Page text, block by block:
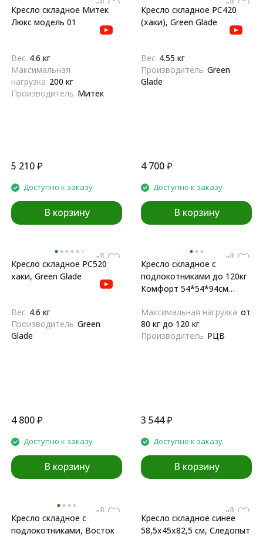
Кресло складное Митек
Люкс модель 01
Вес 4.6 кг
Максимальная
нагрузка 200 кг
Производитель Митек
5 210₽
Доступно к заказу
В корзину
Кресло складное РС420
(хаки), Green Glade
Вес 4.55 кг
Производитель Green
Glade
4 700₽
Доступно к заказу
В корзину
Кресло складное РС520
хаки, Green Glade
Вес 4.6 кг
Производитель Green
Glade
4 800₽
Доступно к заказу
В корзину
Кресло складное с
подлокотниками до 120кг
Комфорт 54*54*94см
Максимальная нагрузка от
80 кг до 120 кг
Производитель РЦВ
3 544₽
Доступно к заказу
В корзину
Кресло складное с
подлокотниками, Восток
Кресло складное синее
58,5х45х82,5 см, Следопыт